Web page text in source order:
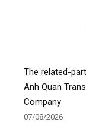
The related-
Anh Quan
Company
07/08/2026